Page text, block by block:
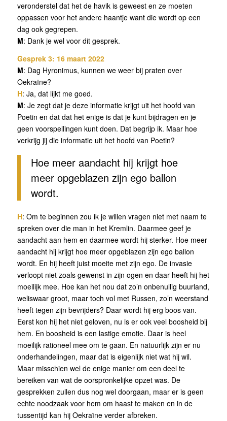
veronderstel dat het de havik is geweest en ze moeten
oppassen voor het andere haantje want die wordt op een
dag ook gegrepen.
M: Dank je wel voor dit gesprek.
Gesprek 3: 16 maart 2022
M: Dag Hyronimus, kunnen we weer bij praten over
Oekraïne?
H: Ja, dat lijkt me goed.
M: Je zegt dat je deze informatie krijgt uit het hoofd van
Poetin en dat dat het enige is dat je kunt bijdragen en je
geen voorspellingen kunt doen. Dat begrijp ik. Maar hoe
verkrijg jij die informatie uit het hoofd van Poetin?
Hoe meer aandacht hij krijgt hoe
meer opgeblazen zijn ego ballon
wordt.
H: Om te beginnen zou ik je willen vragen niet met naam te
spreken over die man in het Kremlin. Daarmee geef je
aandacht aan hem en daarmee wordt hij sterker. Hoe meer
aandacht hij krijgt hoe meer opgeblazen zijn ego ballon
wordt. En hij heeft juist moeite met zijn ego. De invasie
verloopt niet zoals gewenst in zijn ogen en daar heeft hij het
moeilijk mee. Hoe kan het nou dat zo’n onbenullig buurland,
weliswaar groot, maar toch vol met Russen, zo’n weerstand
heeft tegen zijn bevrijders? Daar wordt hij erg boos van.
Eerst kon hij het niet geloven, nu is er ook veel boosheid bij
hem. En boosheid is een lastige emotie. Daar is heel
moeilijk rationeel mee om te gaan. En natuurlijk zijn er nu
onderhandelingen, maar dat is eigenlijk niet wat hij wil.
Maar misschien wel de enige manier om een deel te
bereiken van wat de oorspronkelijke opzet was. De
gesprekken zullen dus nog wel doorgaan, maar er is geen
echte noodzaak voor hem om haast te maken en in de
tussentijd kan hij Oekraïne verder afbreken.